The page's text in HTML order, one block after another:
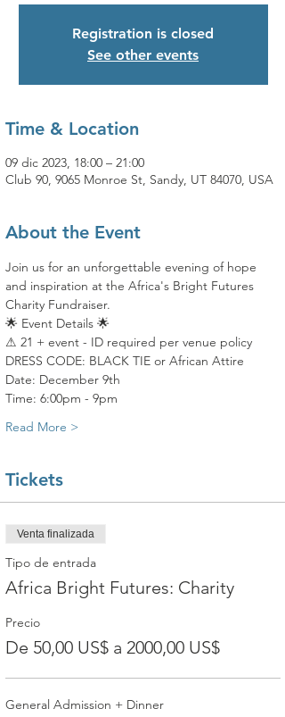
Registration is closed
See other events
Time & Location
09 dic 2023, 18:00 – 21:00
Club 90, 9065 Monroe St, Sandy, UT 84070, USA
About the Event
Join us for an unforgettable evening of hope
and inspiration at the Africa's Bright Futures
Charity Fundraiser.
🌟 Event Details 🌟
⚠ 21 + event - ID required per venue policy
DRESS CODE: BLACK TIE or African Attire
Date: December 9th
Time: 6:00pm - 9pm
Read More >
Tickets
Venta finalizada
Tipo de entrada
Africa Bright Futures: Charity
Precio
De 50,00 US$ a 2000,00 US$
General Admission + Dinner